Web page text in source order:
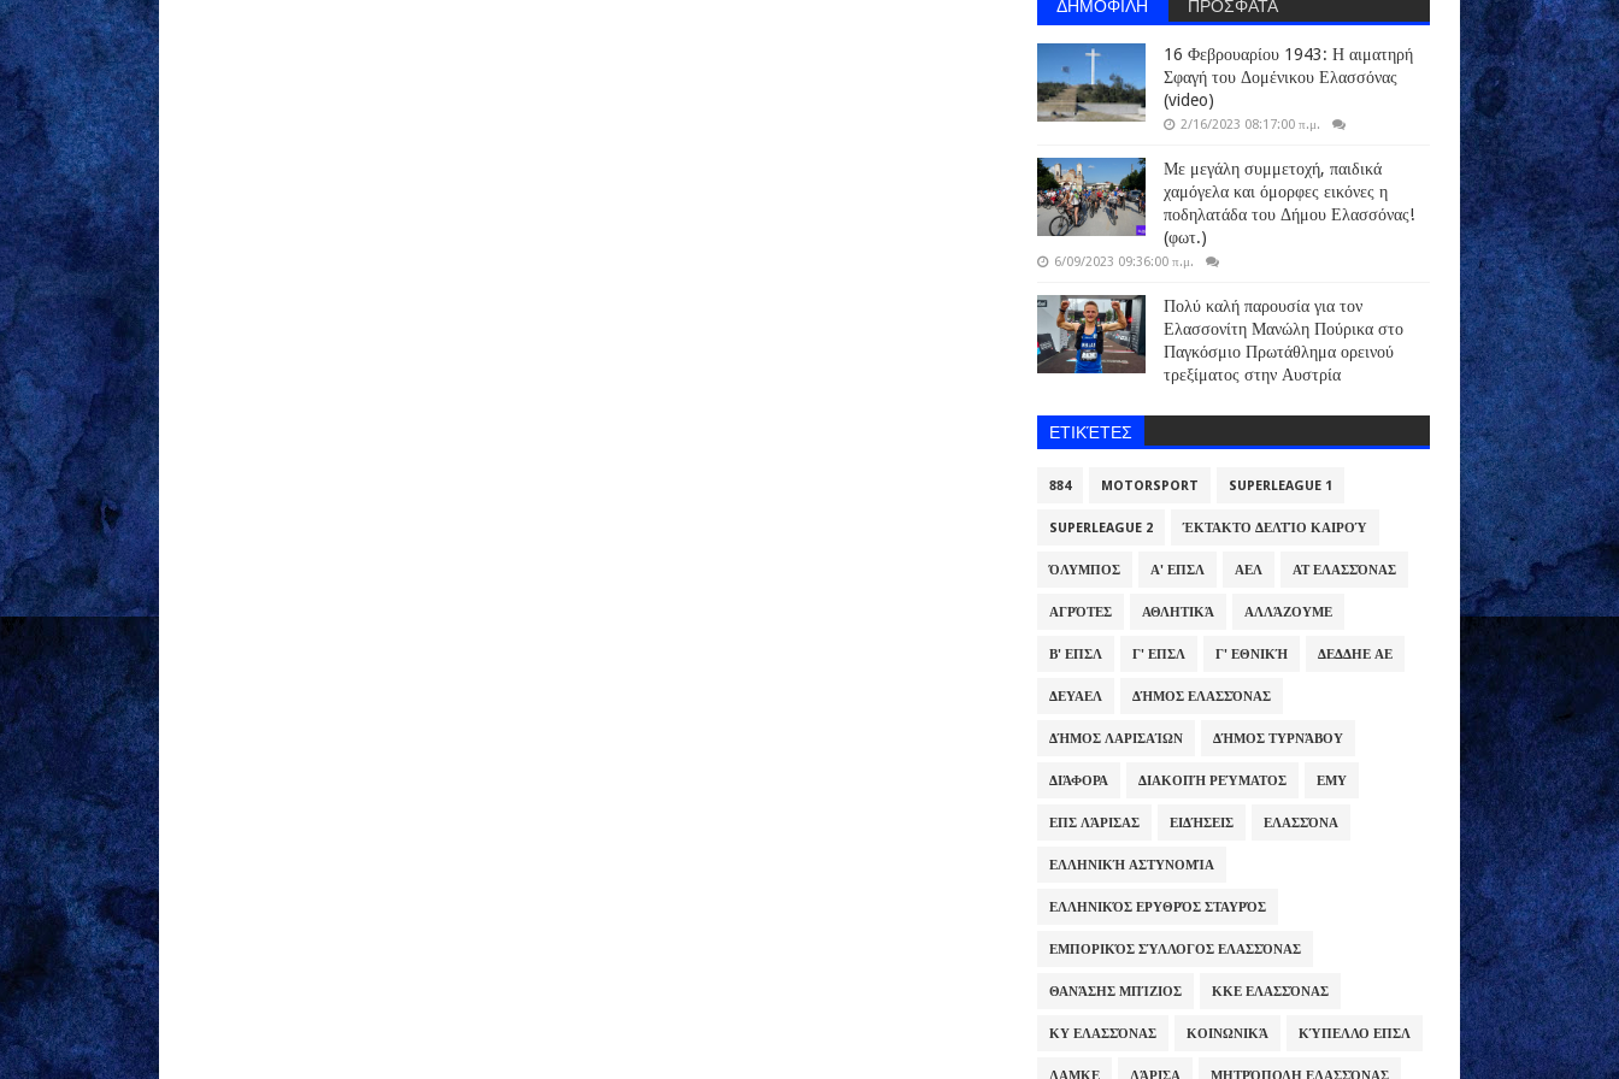
16 Φεβρουαρίου 1943: Η αιματηρή
Σφαγή του Δομένικου Ελασσόνας
(video)
2/16/2023 08:17:00 π.μ.
Με μεγάλη συμμετοχή, παιδικά
χαμόγελα και όμορφες εικόνες η
ποδηλατάδα του Δήμου Ελασσόνας!
(φωτ.)
6/09/2023 09:36:00 π.μ.
Πολύ καλή παρουσία για τον
Ελασσονίτη Μανώλη Πούρικα στο
Παγκόσμιο Πρωτάθλημα ορεινού
τρεξίματος στην Αυστρία
ΕΤΙΚΈΤΕΣ
884 MOTORSPORT SUPERLEAGUE 1
SUPERLEAGUE 2 ΈΚΤΑΚΤΟ ΔΕΛΤΊΟ ΚΑΙΡΟΎ
ΌΛΥΜΠΟΣ Α' ΕΠΣΛ ΑΕΛ ΑΤ ΕΛΑΣΣΌΝΑΣ
ΑΓΡΌΤΕΣ ΑΘΛΗΤΙΚΆ ΑΛΛΆΖΟΥΜΕ
Β' ΕΠΣΛ Γ' ΕΠΣΛ Γ' ΕΘΝΙΚΉ ΔΕΔΔΗΕ ΑΕ
ΔΕΥΑΕΛ ΔΉΜΟΣ ΕΛΑΣΣΌΝΑΣ
ΔΉΜΟΣ ΛΑΡΙΣΑΊΩΝ ΔΉΜΟΣ ΤΥΡΝΆΒΟΥ
ΔΙΆΦΟΡΑ ΔΙΑΚΟΠΉ ΡΕΎΜΑΤΟΣ ΕΜΥ
ΕΠΣ ΛΆΡΙΣΑΣ ΕΙΔΉΣΕΙΣ ΕΛΑΣΣΌΝΑ
ΕΛΛΗΝΙΚΉ ΑΣΤΥΝΟΜΊΑ
ΕΛΛΗΝΙΚΌΣ ΕΡΥΘΡΌΣ ΣΤΑΥΡΌΣ
ΕΜΠΟΡΙΚΌΣ ΣΎΛΛΟΓΟΣ ΕΛΑΣΣΌΝΑΣ
ΘΑΝΆΣΗΣ ΜΠΊΖΙΟΣ ΚΚΕ ΕΛΑΣΣΌΝΑΣ
ΚΥ ΕΛΑΣΣΌΝΑΣ ΚΟΙΝΩΝΙΚΆ ΚΎΠΕΛΛΟ ΕΠΣΛ